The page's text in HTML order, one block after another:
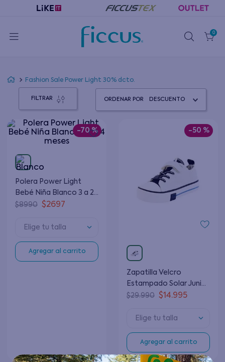
0
Fashion Sale Power Light 30% dcto.
FILTRAR ORDENAR POR DESCUENTO
-70 %
Polera Power Light
Bebé Niña Blanco 3 a 24
meses
$8990 $2697
Elige tu talla
Agregar al carrito
-50 %
Zapatilla Velcro
Estampado Solar Junior
Junior Niño Blanco 8 a
$29.990 $14.995
Elige tu talla
Agregar al carrito